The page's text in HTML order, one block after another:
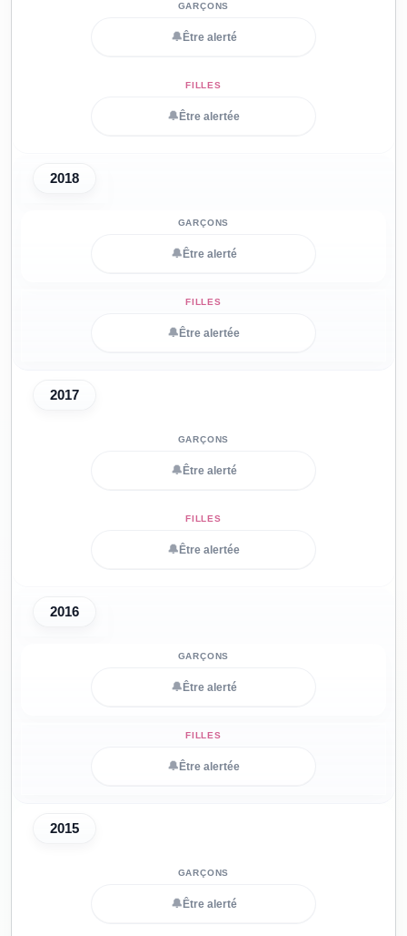
🔔 Être alerté
🔔 Être alertée
2018
🔔 Être alerté
🔔 Être alertée
2017
🔔 Être alerté
🔔 Être alertée
2016
🔔 Être alerté
🔔 Être alertée
2015
🔔 Être alerté